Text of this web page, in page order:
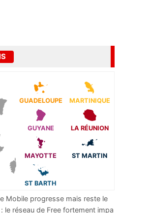
GUADELOUPE MARTINIQUE
GUYANE LA RÉUNION
MAYOTTE ST MARTIN
ST BARTH
Mobile progresse mais reste le
...
le réseau de Free fortement impa